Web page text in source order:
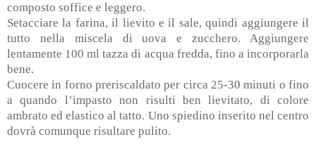
composto soffice e leggero.
Setacciare la farina, il lievito e il sale, quindi aggiungere il
tutto nella miscela di uova e zucchero. Aggiungere
lentamente 100 ml tazza di acqua fredda, fino a incorporarla
bene.
Cuocere in forno preriscaldato per circa 25-30 minuti o fino
a quando l’impasto non risulti ben lievitato, di colore
ambrato ed elastico al tatto. Uno spiedino inserito nel centro
dovrà comunque risultare pulito.